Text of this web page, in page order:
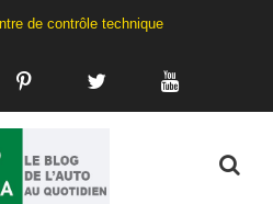
de contrôle technique